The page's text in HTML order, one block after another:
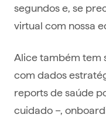
segundos e, se
virtual com nossa
Alice também tem
com dados
reports de saúde
cuidado –,